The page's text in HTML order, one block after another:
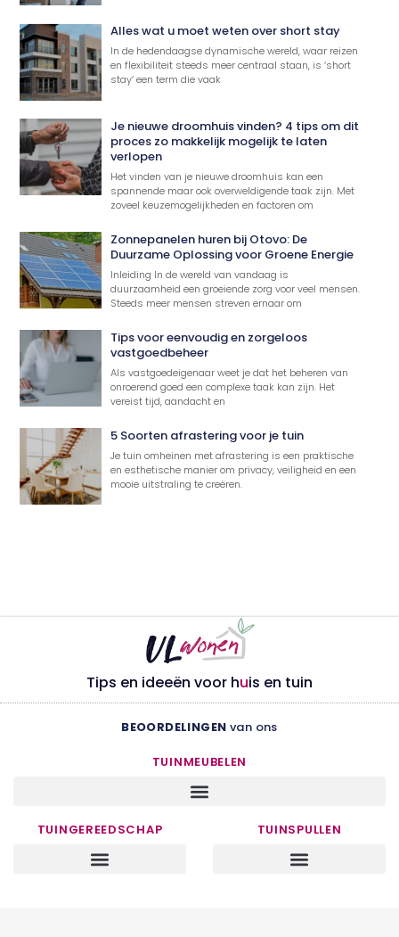
Alles wat u moet weten over short stay
In de hedendaagse dynamische wereld, waar reizen
en flexibiliteit steeds meer centraal staan, is ‘short
stay’ een term die vaak
Je nieuwe droomhuis vinden? 4 tips om dit
proces zo makkelijk mogelijk te laten
verlopen
Het vinden van je nieuwe droomhuis kan een
spannende maar ook overweldigende taak zijn. Met
zoveel keuzemogelijkheden en factoren om
Zonnepanelen huren bij Otovo: De
Duurzame Oplossing voor Groene Energie
Inleiding In de wereld van vandaag is
duurzaamheid een groeiende zorg voor veel mensen.
Steeds meer mensen streven ernaar om
Tips voor eenvoudig en zorgeloos
vastgoedbeheer
Als vastgoedeigenaar weet je dat het beheren van
onroerend goed een complexe taak kan zijn. Het
vereist tijd, aandacht en
5 Soorten afrastering voor je tuin
Je tuin omheinen met afrastering is een praktische
en esthetische manier om privacy, veiligheid en een
mooie uitstraling te creëren.
Tips en ideeën voor huis en tuin
BEOORDELINGEN van ons
TUINMEUBELEN
TUINGEREEDSCHAP TUINSPULLEN